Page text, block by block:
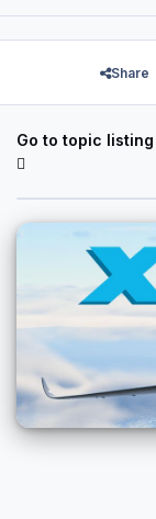
Share
Go to topic listing